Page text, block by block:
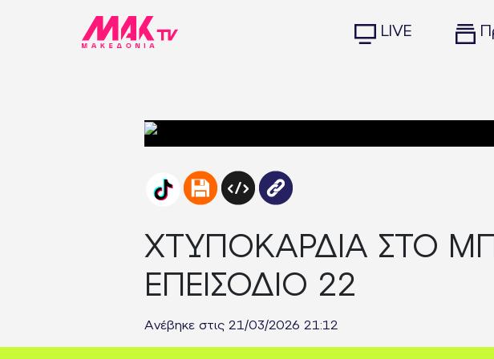
LIVE
ΧΤΥΠΟΚΑΡΔΙΑ ΣΤΟ
ΕΠΕΙΣΟΔΙΟ 22
Ανέβηκε στις 21/03/2026 21:12